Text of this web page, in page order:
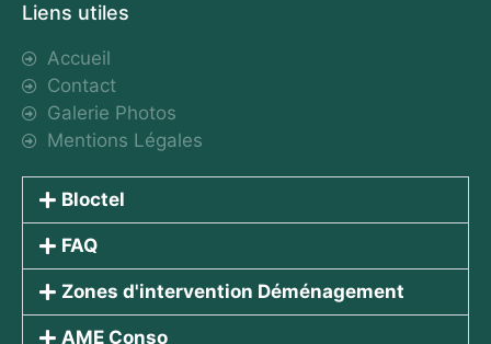
Liens utiles
Accueil
Contact
Galerie Photos
Mentions Légales
Bloctel
FAQ
Zones d'intervention Déménagement
AME Conso